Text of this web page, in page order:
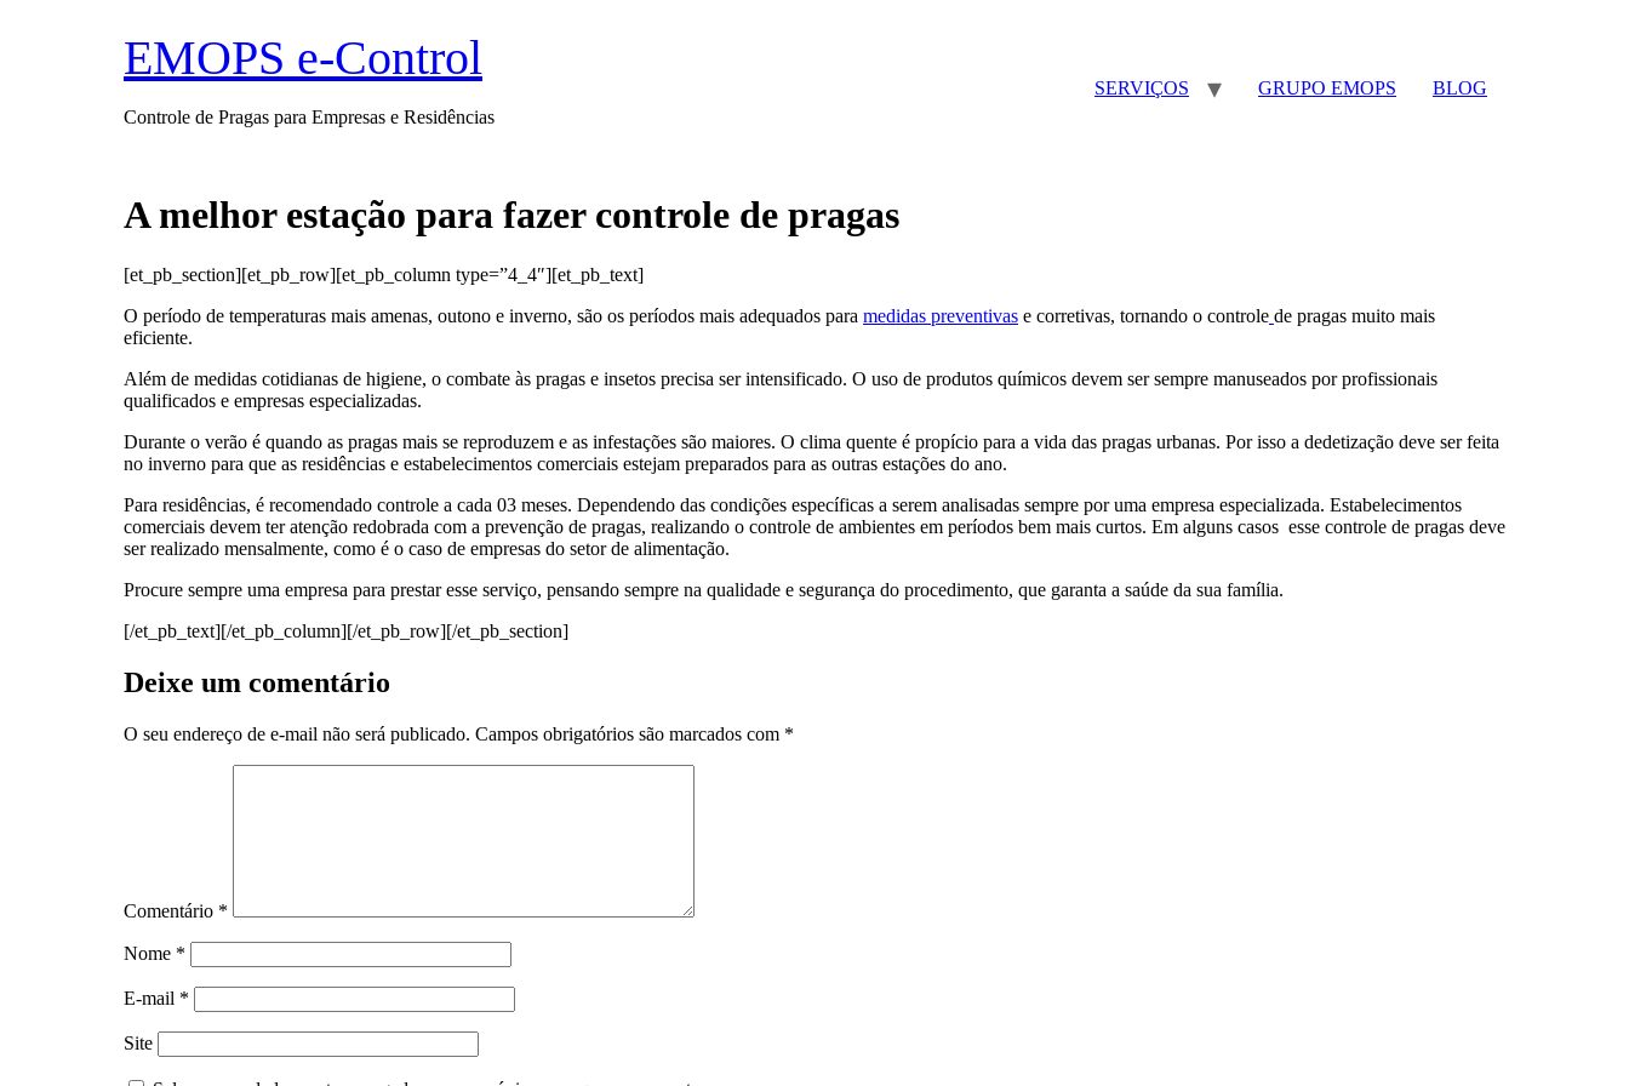
EMOPS e-Control
Controle de Pragas para Empresas e Residências
SERVIÇOS GRUPO EMOPS BLOG
A melhor estação para fazer controle de pragas
[et_pb_section][et_pb_row][et_pb_column type=”4_4″][et_pb_text]
O período de temperaturas mais amenas, outono e inverno, são os períodos mais adequados para medidas preventivas e corretivas, tornando o controle de pragas muito mais
eficiente.
Além de medidas cotidianas de higiene, o combate às pragas e insetos precisa ser intensificado. O uso de produtos químicos devem ser sempre manuseados por profissionais
qualificados e empresas especializadas.
Durante o verão é quando as pragas mais se reproduzem e as infestações são maiores. O clima quente é propício para a vida das pragas urbanas. Por isso a dedetização deve ser feita
no inverno para que as residências e estabelecimentos comerciais estejam preparados para as outras estações do ano.
Para residências, é recomendado controle a cada 03 meses. Dependendo das condições específicas a serem analisadas sempre por uma empresa especializada. Estabelecimentos
comerciais devem ter atenção redobrada com a prevenção de pragas, realizando o controle de ambientes em períodos bem mais curtos. Em alguns casos esse controle de pragas deve
ser realizado mensalmente, como é o caso de empresas do setor de alimentação.
Procure sempre uma empresa para prestar esse serviço, pensando sempre na qualidade e segurança do procedimento, que garanta a saúde da sua família.
[/et_pb_text][/et_pb_column][/et_pb_row][/et_pb_section]
Deixe um comentário
O seu endereço de e-mail não será publicado. Campos obrigatórios são marcados com *
Comentário *
Nome *
E-mail *
Site